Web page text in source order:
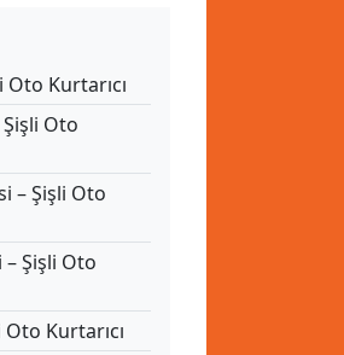
Kurtarıcı
Oto
– Şişli Oto
Şişli Oto
Kurtarıcı